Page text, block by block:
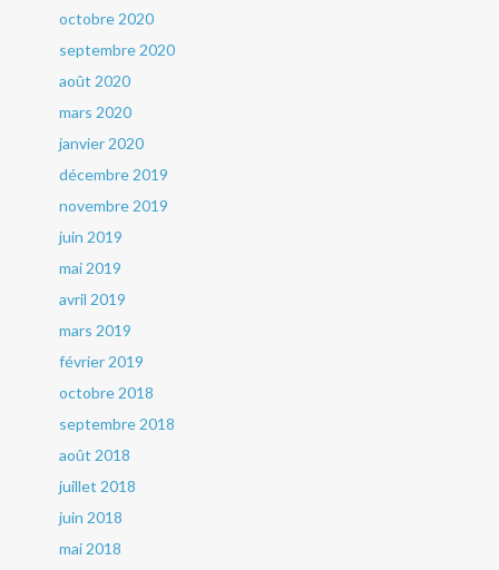
octobre 2020
septembre 2020
août 2020
mars 2020
janvier 2020
décembre 2019
novembre 2019
juin 2019
mai 2019
avril 2019
mars 2019
février 2019
octobre 2018
septembre 2018
août 2018
juillet 2018
juin 2018
mai 2018